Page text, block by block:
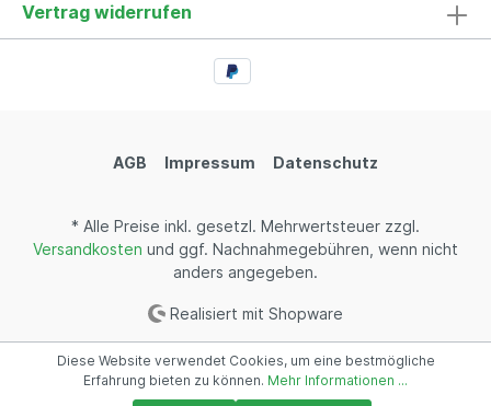
Vertrag widerrufen
AGB Impressum Datenschutz
* Alle Preise inkl. gesetzl. Mehrwertsteuer zzgl.
Versandkosten und ggf. Nachnahmegebühren, wenn nicht
anders angegeben.
Realisiert mit Shopware
Diese Website verwendet Cookies, um eine bestmögliche
Erfahrung bieten zu können. Mehr Informationen ...